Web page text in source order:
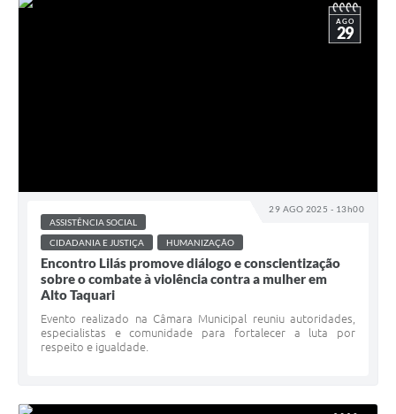
29 AGO 2025 - 13h00
AGO
29
ASSISTÊNCIA SOCIAL
CIDADANIA E JUSTIÇA
HUMANIZAÇÃO
Encontro Lilás promove diálogo e conscientização
sobre o combate à violência contra a mulher em
Alto Taquari
Evento realizado na Câmara Municipal reuniu autoridades,
especialistas e comunidade para fortalecer a luta por
respeito e igualdade.